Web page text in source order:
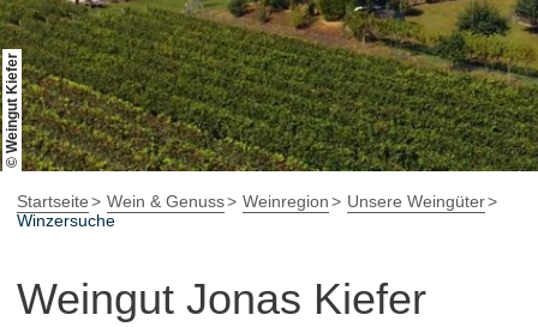
Buchung & Service
ShopRheinhessen-Blog Karte
© Weingut Kiefer
Startseite Wein & Genuss Weinregion
Unsere Weingüter
Winzersuche
Weingut Jonas Kiefer